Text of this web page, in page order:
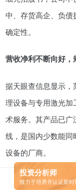
08-23
配股权的
资鲸精选 | 迈瑞医疗上市：是王者
资鲸精选 | 一个一级
思维框架
09-11
中、存货高企、负
确定性。
营收净利不断向好
据天眼查信息显示
理设备与专用激光
术服务。其产品已
线，是国内少数能
设备的厂商。
从财务数据来看，
投资分析师
致力于培养并认证新